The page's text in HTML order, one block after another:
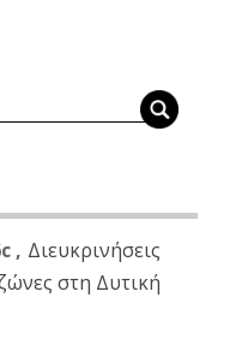
, Διευκρινήσεις
στη Δυτική